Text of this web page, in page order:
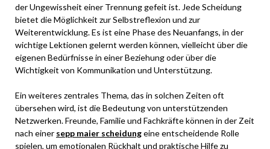
der Ungewissheit einer Trennung gefeit ist. Jede Scheidung
bietet die Möglichkeit zur Selbstreflexion und zur
Weiterentwicklung. Es ist eine Phase des Neuanfangs, in der
wichtige Lektionen gelernt werden können, vielleicht über die
eigenen Bedürfnisse in einer Beziehung oder über die
Wichtigkeit von Kommunikation und Unterstützung.
Ein weiteres zentrales Thema, das in solchen Zeiten oft
übersehen wird, ist die Bedeutung von unterstützenden
Netzwerken. Freunde, Familie und Fachkräfte können in der Zeit
nach einer sepp maier scheidungeine entscheidende Rolle
spielen, um emotionalen Rückhalt und praktische Hilfe zu